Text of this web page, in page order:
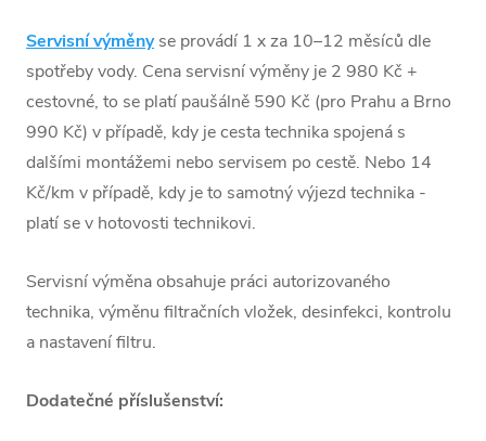
Sírany: 96-
98%
Fosforečnany:
98-99 %
Mangan: 95-
99 %
Fluoridy: 87-
Draslík: 87-90
%
Servisní výměnyse provádí 1 x za 10–12 měsíců dle
spotřeby vody. Cena servisní výměny je 2 980 Kč +
cestovné, to se platí paušálně 590 Kč (pro Prahu a Brno
990 Kč) v případě, kdy je cesta technika spojená s
dalšími montážemi nebo servisem po cestě. Nebo 14
Kč/km v případě, kdy je to samotný výjezd technika -
platí se v hotovosti technikovi.
Servisní výměna obsahuje práci autorizovaného
technika, výměnu filtračních vložek, desinfekci, kontrolu
a nastavení filtru.
Dodatečné příslušenství: